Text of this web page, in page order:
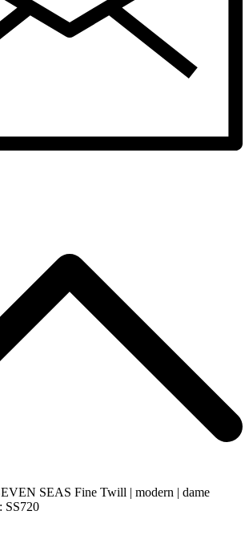
SEAS Fine Twill | modern | dame
SS720